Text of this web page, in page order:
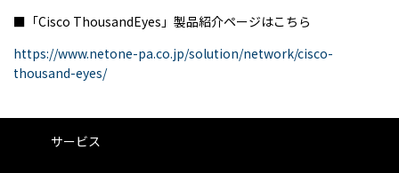
■「Cisco ThousandEyes」製品紹介ページはこちら
https://www.netone-pa.co.jp/solution/network/cisco-
thousand-eyes/
サービス